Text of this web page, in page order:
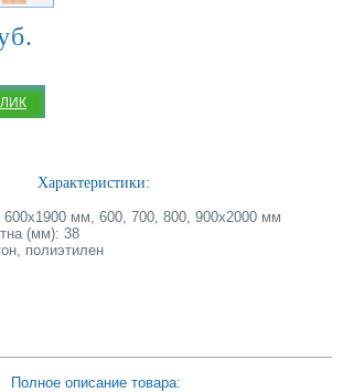
Характеристики:
мм, 600, 700, 800, 900х2000 мм
(мм): 38
полиэтилен
Полное описание товара: